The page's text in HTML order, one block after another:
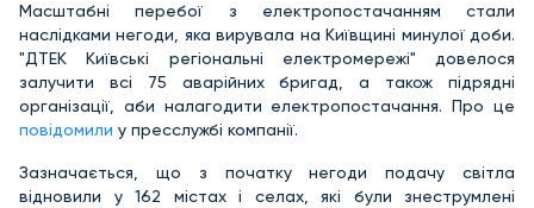
Масштабні перебої з електропостачанням стали
наслідками негоди, яка вирувала на Київщині минулої доби.
"ДТЕК Київські регіональні електромережі" довелося
залучити всі 75 аварійних бригад, а також підрядні
організації, аби налагодити електропостачання. Про це
повідомили у пресслужбі компанії.
Зазначається, що з початку негоди подачу світла
відновили у 162 містах і селах, які були знеструмлені